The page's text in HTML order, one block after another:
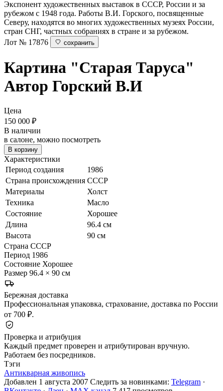
Экспонент художественных выставок в СССР, России и за
рубежом с 1948 года. Работы В.И. Горского, посвященные
Северу, находятся во многих художественных музеях России,
стран СНГ, частных собраниях в стране и за рубежом.
Лот № 17876
сохранить
Картина "Старая Таруса"
Автор Горский В.И
Цена
150 000 ₽
В наличии
в салоне, можно посмотреть
В корзину
Характеристики
Период создания
1986
Страна происхождения СССР
Материалы
Холст
Техника
Масло
Состояние
Хорошее
Длина
96.4 см
Высота
90 см
Страна СССР
Период 1986
Состояние Хорошее
Размер 96.4 × 90 см
Бережная доставка
Профессиональная упаковка, страхование, доставка по России
от 700 ₽.
Проверка и атрибуция
Каждый предмет проверен и атрибутирован вручную.
Работаем без посредников.
Тэги
Антикварная живопись
Добавлен 1 августа 2007 Следить за новинками: Telegram ·